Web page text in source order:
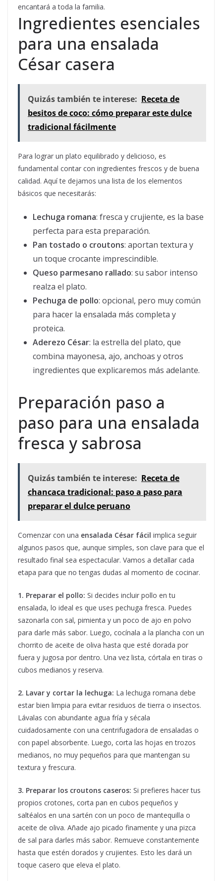
encantará a toda la familia.
Ingredientes esenciales
para una ensalada
César casera
Quizás también te interese: Receta de
besitos de coco: cómo preparar este dulce
tradicional fácilmente
Para lograr un plato equilibrado y delicioso, es
fundamental contar con ingredientes frescos y de buena
calidad. Aquí te dejamos una lista de los elementos
básicos que necesitarás:
Lechuga romana: fresca y crujiente, es la base
perfecta para esta preparación.
Pan tostado o croutons: aportan textura y
un toque crocante imprescindible.
Queso parmesano rallado: su sabor intenso
realza el plato.
Pechuga de pollo: opcional, pero muy común
para hacer la ensalada más completa y
proteica.
Aderezo César: la estrella del plato, que
combina mayonesa, ajo, anchoas y otros
ingredientes que explicaremos más adelante.
Preparación paso a
paso para una ensalada
fresca y sabrosa
Quizás también te interese: Receta de
chancaca tradicional: paso a paso para
preparar el dulce peruano
Comenzar con una ensalada César fácil implica seguir
algunos pasos que, aunque simples, son clave para que el
resultado final sea espectacular. Vamos a detallar cada
etapa para que no tengas dudas al momento de cocinar.
1. Preparar el pollo: Si decides incluir pollo en tu
ensalada, lo ideal es que uses pechuga fresca. Puedes
sazonarla con sal, pimienta y un poco de ajo en polvo
para darle más sabor. Luego, cocínala a la plancha con un
chorrito de aceite de oliva hasta que esté dorada por
fuera y jugosa por dentro. Una vez lista, córtala en tiras o
cubos medianos y reserva.
2. Lavar y cortar la lechuga: La lechuga romana debe
estar bien limpia para evitar residuos de tierra o insectos.
Lávalas con abundante agua fría y sécala
cuidadosamente con una centrifugadora de ensaladas o
con papel absorbente. Luego, corta las hojas en trozos
medianos, no muy pequeños para que mantengan su
textura y frescura.
3. Preparar los croutons caseros: Si prefieres hacer tus
propios crotones, corta pan en cubos pequeños y
saltéalos en una sartén con un poco de mantequilla o
aceite de oliva. Añade ajo picado finamente y una pizca
de sal para darles más sabor. Remueve constantemente
hasta que estén dorados y crujientes. Esto les dará un
toque casero que eleva el plato.